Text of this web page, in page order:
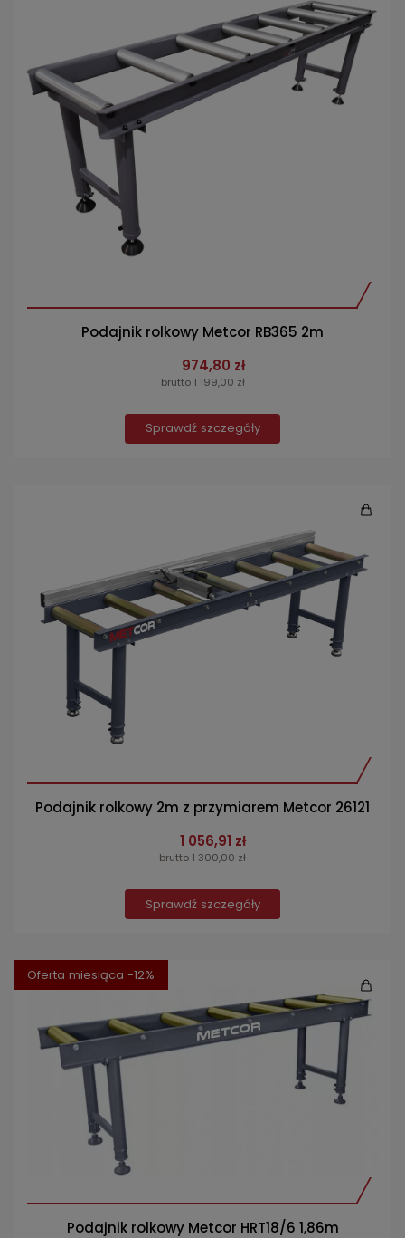
Podajnik rolkowy Metcor RB365 2m
974,80 zł
brutto 1 199,00 zł
Sprawdź szczegóły
Podajnik rolkowy 2m z przymiarem Metcor 26121
1 056,91 zł
brutto 1 300,00 zł
Sprawdź szczegóły
Oferta miesiąca -12%
Podajnik rolkowy Metcor HRT18/6 1,86m